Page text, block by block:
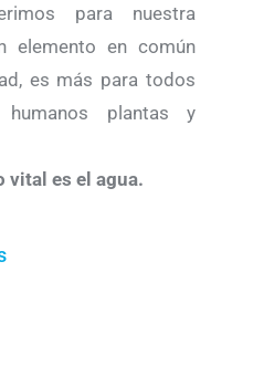
para nuestra
elemento en común
es más para todos
plantas y
vital es el agua.